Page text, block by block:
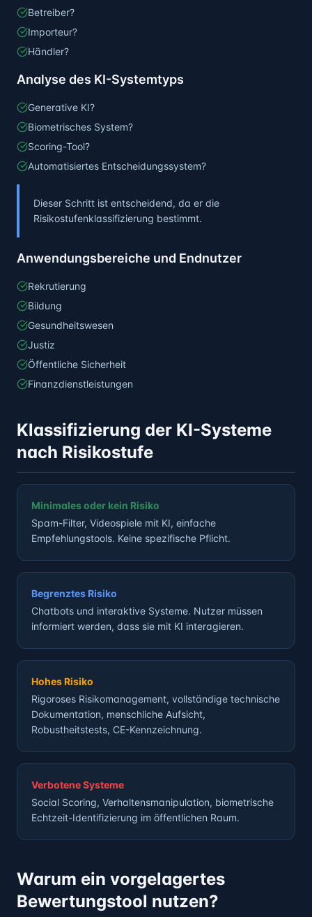
Betreiber?
Importeur?
Händler?
Analyse des KI-Systemtyps
Generative KI?
Biometrisches System?
Scoring-Tool?
Automatisiertes Entscheidungssystem?
Dieser Schritt ist entscheidend, da er die
Risikostufenklassifizierung bestimmt.
Anwendungsbereiche und Endnutzer
Rekrutierung
Bildung
Gesundheitswesen
Justiz
Öffentliche Sicherheit
Finanzdienstleistungen
Klassifizierung der KI-Systeme
nach Risikostufe
Minimales oder kein Risiko
Spam-Filter, Videospiele mit KI, einfache
Empfehlungstools. Keine spezifische Pflicht.
Begrenztes Risiko
Chatbots und interaktive Systeme. Nutzer müssen
informiert werden, dass sie mit KI interagieren.
Hohes Risiko
Rigoroses Risikomanagement, vollständige technische
Dokumentation, menschliche Aufsicht,
Robustheitstests, CE-Kennzeichnung.
Verbotene Systeme
Social Scoring, Verhaltensmanipulation, biometrische
Echtzeit-Identifizierung im öffentlichen Raum.
Warum ein vorgelagertes
Bewertungstool nutzen?